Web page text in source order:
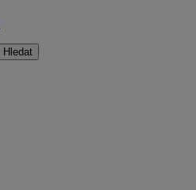
Hledat